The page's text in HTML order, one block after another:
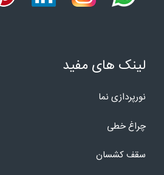
لینک های مفید
نورپردازی نما
چراغ خطی
سقف کشسان